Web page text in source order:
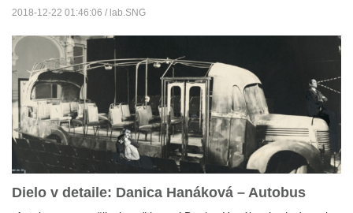
2018-12-22 01:46:06 / lab.SNG
Dielo v detaile: Danica Hanáková – Autobus